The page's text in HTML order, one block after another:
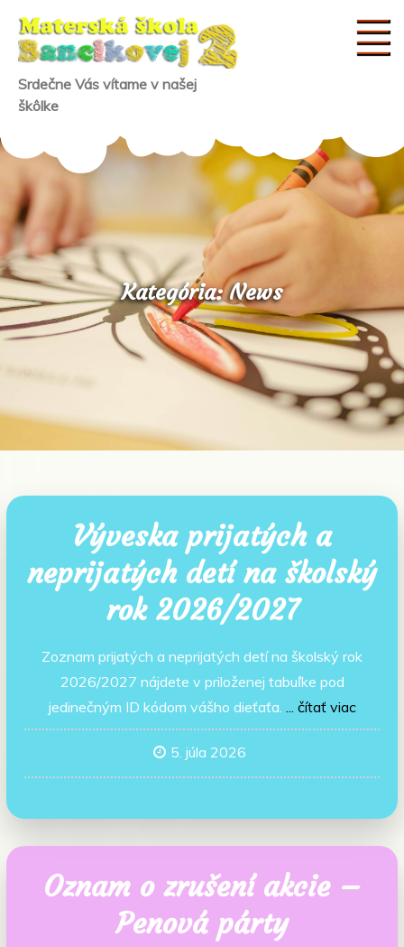
content
Srdečne Vás vítame v našej
škôlke
Kategória:News
Výveska prijatých a
neprijatých detí na školský
rok 2026/2027
Zoznam prijatých a neprijatých detí na školský rok
2026/2027 nájdete v priloženej tabuľke pod
jedinečným ID kódom vášho dieťaťa.
... čítať viac
5. júla 2026
Oznam o zrušení akcie –
Penová párty